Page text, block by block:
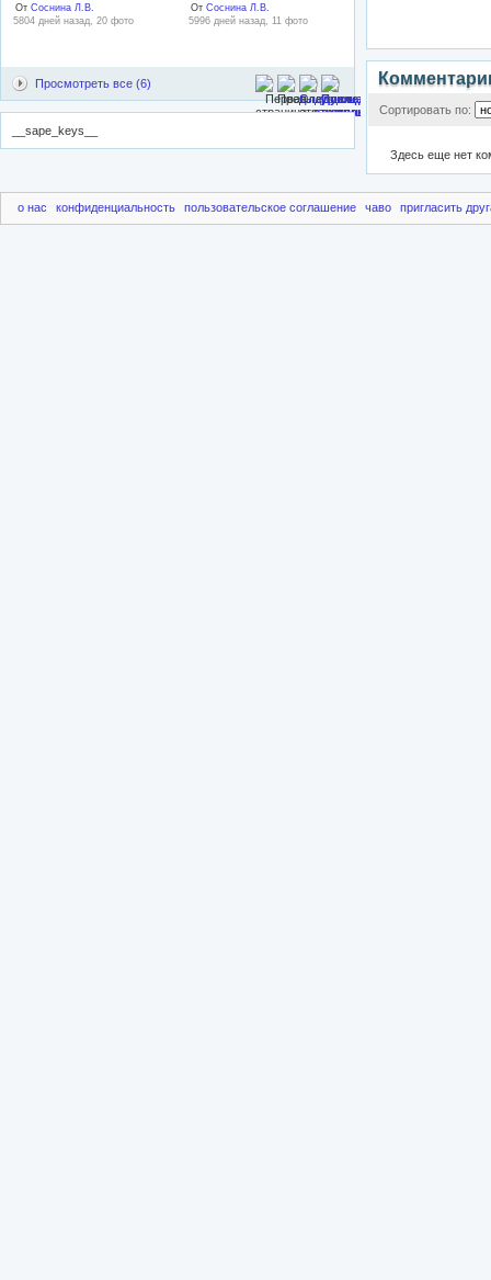
От Соснина Л.В.
5804 дней назад, 20 фото
От Соснина Л.В.
5996 дней назад, 11 фото
Просмотреть все (6)
__sape_keys__
Сортировать по:
Здесь еще нет
о нас конфиденциальность пользовательское соглашение чаво пригласить